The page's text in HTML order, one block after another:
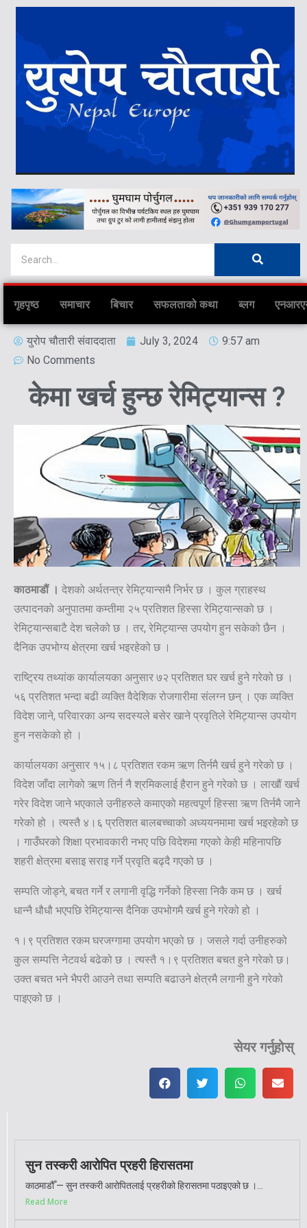
गृहपृष्ठ समाचार बिचार सफलताको कथा ब्लग
युरोप चौतारी संवाददाता July 3, 2024
9:57 am
No Comments
केमा खर्च हुन्छ रेमिट्यान्स ?
काठमाडौं । देशको अर्थतन्त्र रेमिट्यान्समै निर्भर छ । कुल ग्राहस्थ
उत्पादनको अनुपातमा कम्तीमा २५ प्रतिशत हिस्सा रेमिट्यान्सको छ ।
रेमिट्यान्सबाटै देश चलेको छ । तर, रेमिट्यान्स उपयोग हुन सकेको छैन ।
दैनिक उपभोग्य क्षेत्रमा खर्च भइरहेको छ ।
राष्ट्रिय तथ्यांक कार्यालयका अनुसार ७२ प्रतिशत घर खर्च हुने गरेको छ ।
५६ प्रतिशत भन्दा बढी व्यक्ति वैदेशिक रोजगारीमा संलग्न छन् । एक व्यक्ति
विदेश जाने, परिवारका अन्य सदस्यले बसेर खाने प्रवृतिले रेमिट्यान्स उपयोग
हुन नसकेको हो ।
कार्यालयका अनुसार १५।८ प्रतिशत रकम ऋण तिर्नमै खर्च हुने गरेको छ ।
विदेश जाँदा लागेको ऋण तिर्न नै श्रमिकलाई हैरान हुने गरेको छ । लाखौं खर्च
गरेर विदेश जाने भएकाले उनीहरुले कमाएको महत्वपूर्ण हिस्सा ऋण तिर्नमै जाने
गरेको हो । त्यस्तै ४।६ प्रतिशत बालबच्चाको अध्ययनमामा खर्च भइरहेको छ
। गाउँघरको शिक्षा प्रभावकारी नभए पछि विदेशमा गएको केही महिनापछि
शहरी क्षेत्रमा बसाइ सराइ गर्ने प्रवृति बढ्दै गएको छ ।
सम्पति जोड्ने, बचत गर्ने र लगानी वृद्धि गर्नेको हिस्सा निकै कम छ । खर्च
धान्नै धौधौ भएपछि रेमिट्यान्स दैनिक उपभोगमै खर्च हुने गरेको हो ।
१।९ प्रतिशत रकम घरजग्गामा उपयोग भएको छ । जसले गर्दा उनीहरुको
कुल सम्पत्ति नेटवर्थ बढेको छ । त्यस्तै १।९ प्रतिशत बचत हुने गरेको छ।
उक्त बचत भने भैपरी आउने तथा सम्पति बढाउने क्षेत्रमै लगानी हुने गरेको
पाइएको छ ।
सेयर गर्नुहोस्
सुन तस्करी आरोपित प्रहरी हिरासतमा
काठमाडौँ — सुन तस्करी आरोपितलाई प्रहरीको हिरासतमा पठाइएको छ ।...
Read More